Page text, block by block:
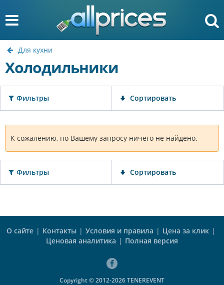
Для кухни
Холодильники
Фильтры Сортировать
К сожалению, по Вашему запросу ничего не найдено.
Фильтры Сортировать
О сайте | Контакты | Условия и правила | Цена за клик |
Ценовая аналитика | Полная версия
Copyright © 2012-2026 TENEREVENT